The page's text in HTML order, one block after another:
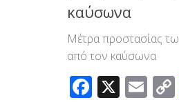
καύσωνα
Μέτρα προστασίας
από τον καύσωνα
X